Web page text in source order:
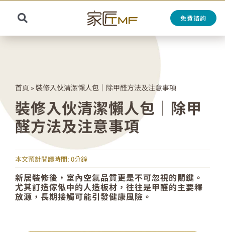
content
Toggle
Navigation
Search
免費諮詢
首頁 »裝修入伙清潔懶人包｜除甲醛方法及注意事項
裝修入伙清潔懶人包｜除甲
醛方法及注意事項
本文預計閱讀時間: 0分鐘
新居裝修後，室內空氣品質更是不可忽視的關鍵。
尤其訂造傢俬中的人造板材，往往是甲醛的主要釋
放源，長期接觸可能引發健康風險。